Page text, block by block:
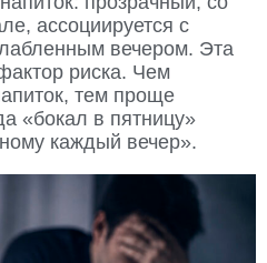
ассоциируется с
вечером. Эта
риска. Чем
тем проще
«бокал в пятницу»
каждый вечер».